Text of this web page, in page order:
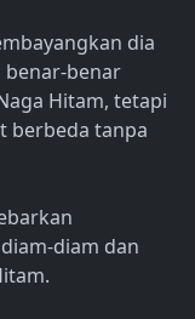
dia
benar-benar
Hitam, tetapi
berbeda tanpa
diam dan